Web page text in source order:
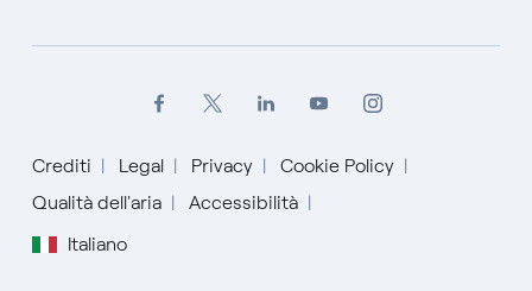
Crediti Legal Privacy
Cookie Policy
Qualità dell'aria
Accessibilità
Italiano
Inglese